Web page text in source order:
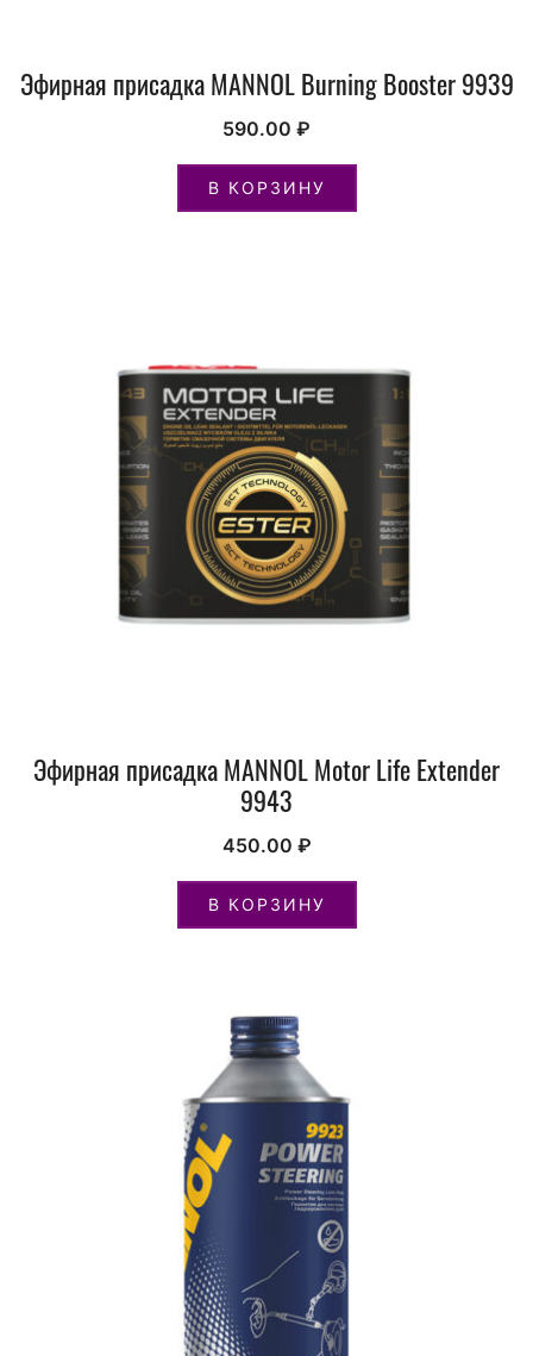
Эфирная присадка MANNOL Burning Booster 9939
590.00 ₽
В КОРЗИНУ
Эфирная присадка MANNOL Motor Life Extender
9943
450.00 ₽
В КОРЗИНУ